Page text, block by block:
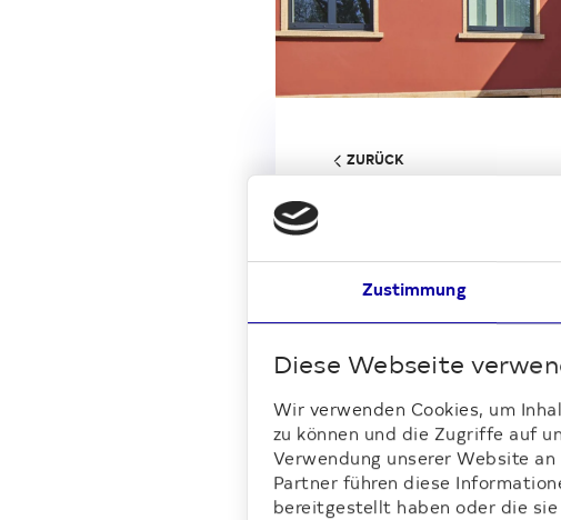
Zustimmung
Diese Webseite
Wir verwenden Cookies, um
zu können und die Zugriffe auf
Verwendung unserer Website
Partner führen diese
bereitgestellt haben oder die sie
Stellplätze und Garagen
Produkte & Vorteilsangebote
Gesetzentwurf
ZURÜCK
Hier erfahren Sie mehr